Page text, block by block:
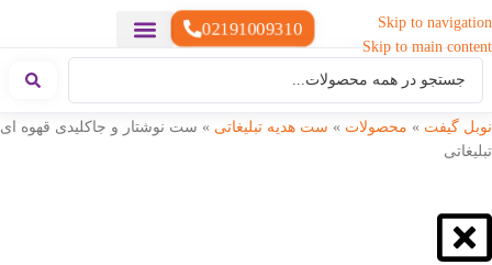
Skip to navigation
Skip to main content
02191009310
نوبل گیفت » محصولات » ست هدیه تبلیغاتی » ست نوشتار و جاکلیدی قهوه ای
تبلیغاتی